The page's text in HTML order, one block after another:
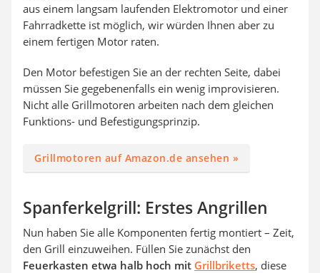
aus einem langsam laufenden Elektromotor und einer
Fahrradkette ist möglich, wir würden Ihnen aber zu
einem fertigen Motor raten.
Den Motor befestigen Sie an der rechten Seite, dabei
müssen Sie gegebenenfalls ein wenig improvisieren.
Nicht alle Grillmotoren arbeiten nach dem gleichen
Funktions- und Befestigungsprinzip.
Grillmotoren auf Amazon.de ansehen »
Spanferkelgrill: Erstes Angrillen
Nun haben Sie alle Komponenten fertig montiert – Zeit,
den Grill einzuweihen. Füllen Sie zunächst den
Feuerkasten etwa halb hoch mit Grillbriketts, diese